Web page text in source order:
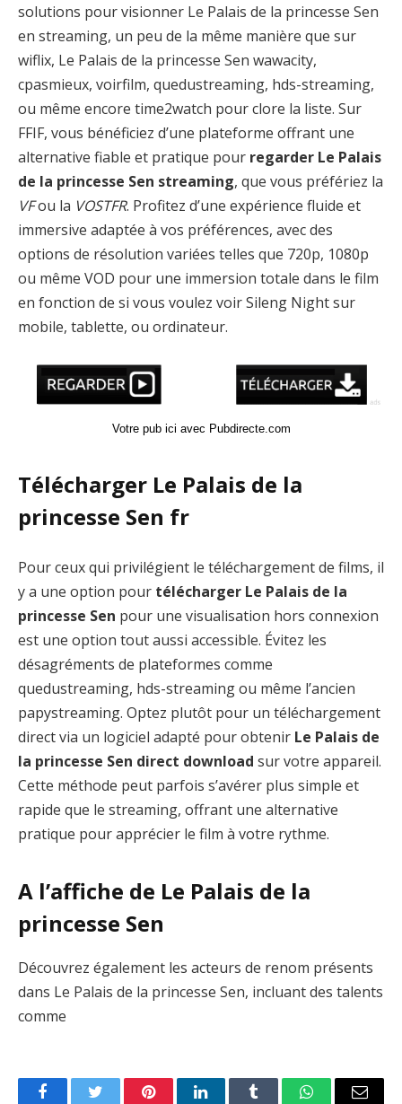
solutions pour visionner Le Palais de la princesse Sen
en streaming, un peu de la même manière que sur
wiflix, Le Palais de la princesse Sen wawacity,
cpasmieux, voirfilm, quedustreaming, hds-streaming,
ou même encore time2watch pour clore la liste. Sur
FFIF, vous bénéficiez d’une plateforme offrant une
alternative fiable et pratique pour regarder Le Palais
de la princesse Sen streaming, que vous préfériez la
VFou la VOSTFR. Profitez d’une expérience fluide et
immersive adaptée à vos préférences, avec des
options de résolution variées telles que 720p, 1080p
ou même VOD pour une immersion totale dans le film
en fonction de si vous voulez voir Sileng Night sur
mobile, tablette, ou ordinateur.
Votre pub ici avec Pubdirecte.com
Télécharger Le Palais de la
princesse Sen fr
Pour ceux qui privilégient le téléchargement de films, il
y a une option pour télécharger Le Palais de la
princesse Sen pour une visualisation hors connexion
est une option tout aussi accessible. Évitez les
désagréments de plateformes comme
quedustreaming, hds-streaming ou même l’ancien
papystreaming. Optez plutôt pour un téléchargement
direct via un logiciel adapté pour obtenir Le Palais de
la princesse Sen direct download sur votre appareil.
Cette méthode peut parfois s’avérer plus simple et
rapide que le streaming, offrant une alternative
pratique pour apprécier le film à votre rythme.
A l’affiche de Le Palais de la
princesse Sen
Découvrez également les acteurs de renom présents
dans Le Palais de la princesse Sen, incluant des talents
comme